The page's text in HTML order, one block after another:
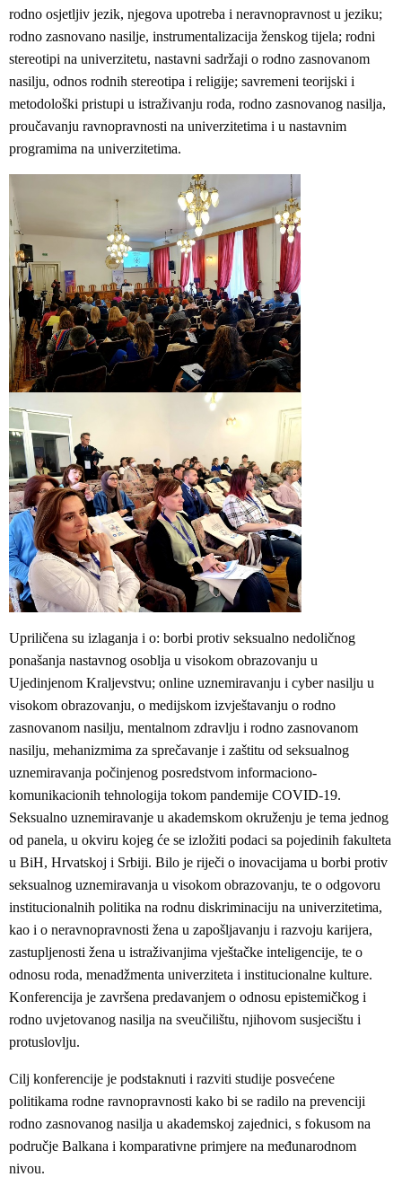
rodno osjetljiv jezik, njegova upotreba i neravnopravnost u jeziku;
rodno zasnovano nasilje, instrumentalizacija ženskog tijela; rodni
stereotipi na univerzitetu, nastavni sadržaji o rodno zasnovanom
nasilju, odnos rodnih stereotipa i religije; savremeni teorijski i
metodološki pristupi u istraživanju roda, rodno zasnovanog nasilja,
proučavanju ravnopravnosti na univerzitetima i u nastavnim
programima na univerzitetima.
Upriličena su izlaganja i o: borbi protiv seksualno nedoličnog
ponašanja nastavnog osoblja u visokom obrazovanju u
Ujedinjenom Kraljevstvu; online uznemiravanju i cyber nasilju u
visokom obrazovanju, o medijskom izvještavanju o rodno
zasnovanom nasilju, mentalnom zdravlju i rodno zasnovanom
nasilju, mehanizmima za sprečavanje i zaštitu od seksualnog
uznemiravanja počinjenog posredstvom informaciono-
komunikacionih tehnologija tokom pandemije COVID-19.
Seksualno uznemiravanje u akademskom okruženju je tema jednog
od panela, u okviru kojeg će se izložiti podaci sa pojedinih fakulteta
u BiH, Hrvatskoj i Srbiji. Bilo je riječi o inovacijama u borbi protiv
seksualnog uznemiravanja u visokom obrazovanju, te o odgovoru
institucionalnih politika na rodnu diskriminaciju na univerzitetima,
kao i o neravnopravnosti žena u zapošljavanju i razvoju karijera,
zastupljenosti žena u istraživanjima vještačke inteligencije, te o
odnosu roda, menadžmenta univerziteta i institucionalne kulture.
Konferencija je završena predavanjem o odnosu epistemičkog i
rodno uvjetovanog nasilja na sveučilištu, njihovom susjecištu i
protuslovlju.
Cilj konferencije je podstaknuti i razviti studije posvećene
politikama rodne ravnopravnosti kako bi se radilo na prevenciji
rodno zasnovanog nasilja u akademskoj zajednici, s fokusom na
područje Balkana i komparativne primjere na međunarodnom
nivou.